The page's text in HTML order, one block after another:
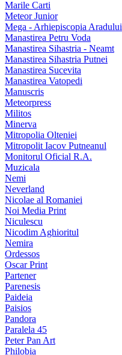
Marile Carti
Meteor Junior
Mega - Arhiepiscopia Aradului
Manastirea Petru Voda
Manastirea Sihastria - Neamt
Manastirea Sihastria Putnei
Manastirea Sucevita
Manastirea Vatopedi
Manuscris
Meteorpress
Militos
Minerva
Mitropolia Olteniei
Mitropolit Iacov Putneanul
Monitorul Oficial R.A.
Muzicala
Nemi
Neverland
Nicolae al Romaniei
Noi Media Print
Niculescu
Nicodim Aghioritul
Nemira
Ordessos
Oscar Print
Partener
Parenesis
Paideia
Paisios
Pandora
Paralela 45
Peter Pan Art
Philobia